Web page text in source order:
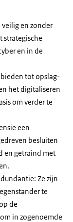
en zonder
strategische
en in de
tot opslag-
het digitaliseren
om verder te
een
besluiten
en getraind met
Ze zijn
te
de
in zogenoemde